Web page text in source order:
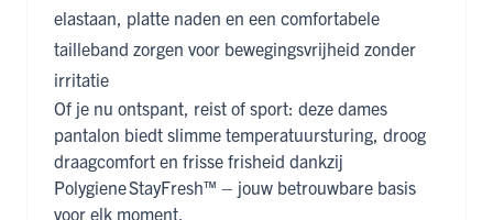
elastaan, platte naden en een comfortabele
tailleband zorgen voor bewegingsvrijheid zonder
irritatie
Of je nu ontspant, reist of sport: deze dames
pantalon biedt slimme temperatuursturing, droog
draagcomfort en frisse frisheid dankzij
Polygiene StayFresh™ – jouw betrouwbare basis
voor elk moment.